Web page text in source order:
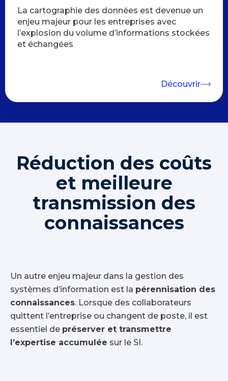
La cartographie des données est devenue un
enjeu majeur pour les entreprises avec
l’explosion du volume d’informations stockées
et échangées
Découvrir
Réduction des coûts
et meilleure
transmission des
connaissances
Un autre enjeu majeur dans la gestion des
systèmes d’information est la pérennisation des
connaissances. Lorsque des collaborateurs
quittent l’entreprise ou changent de poste, il est
essentiel de préserver et transmettre
l’expertise accumulée sur le SI.